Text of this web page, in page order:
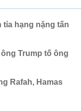
tỉa hạng nặng tấn
Trump tố ông
Rafah, Hamas